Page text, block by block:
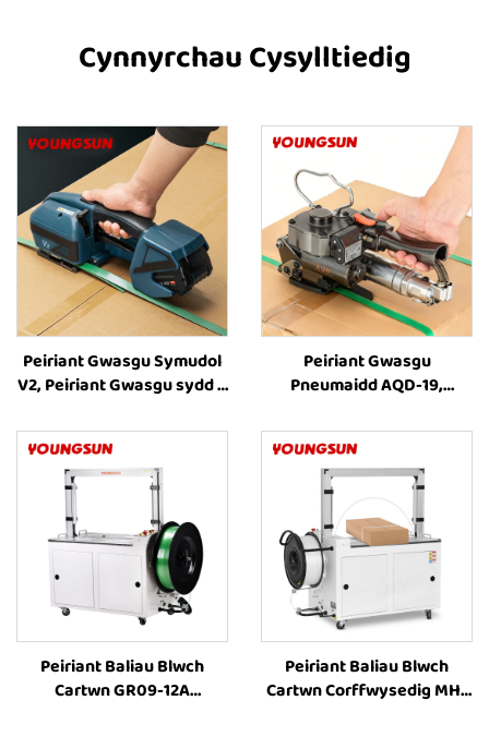
Cynnyrchau Cysylltiedig
Peiriant Gwasgu Symudol
V2, Peiriant Gwasgu sydd â
Gwasgu Plastig, Offer
Gwasgu a Thrawsio
Peiriant Gwasgu
Pneumaidd AQD-19,
Offer Gwasgu Cerdyn,
Peiriant Gwasgu Blwch,
Peiriant Pacio Blwch,
Gwasgu
Peiriant Baliau Blwch
Cartwn GR09-12A
Peiriant Baliau Blwch
Cartwn Corffwysedig MH-